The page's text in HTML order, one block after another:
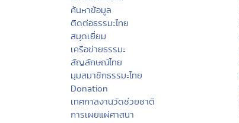
ค้นหาข้อมูล
ติดต่อธรรมะไทย
สมุดเยี่ยม
เครือข่ายธรรมะ
สัญลักษณ์ไทย
มุมสมาชิกธรรมะไทย
Donation
เทศกาลงานวัดช่วยชาติ
การเผยแผ่ศาสนา